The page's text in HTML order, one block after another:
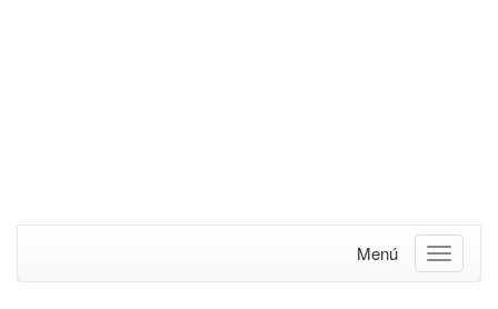
Menú